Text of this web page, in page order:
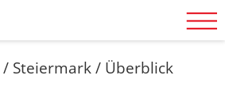
/ Steiermark/ Überblick